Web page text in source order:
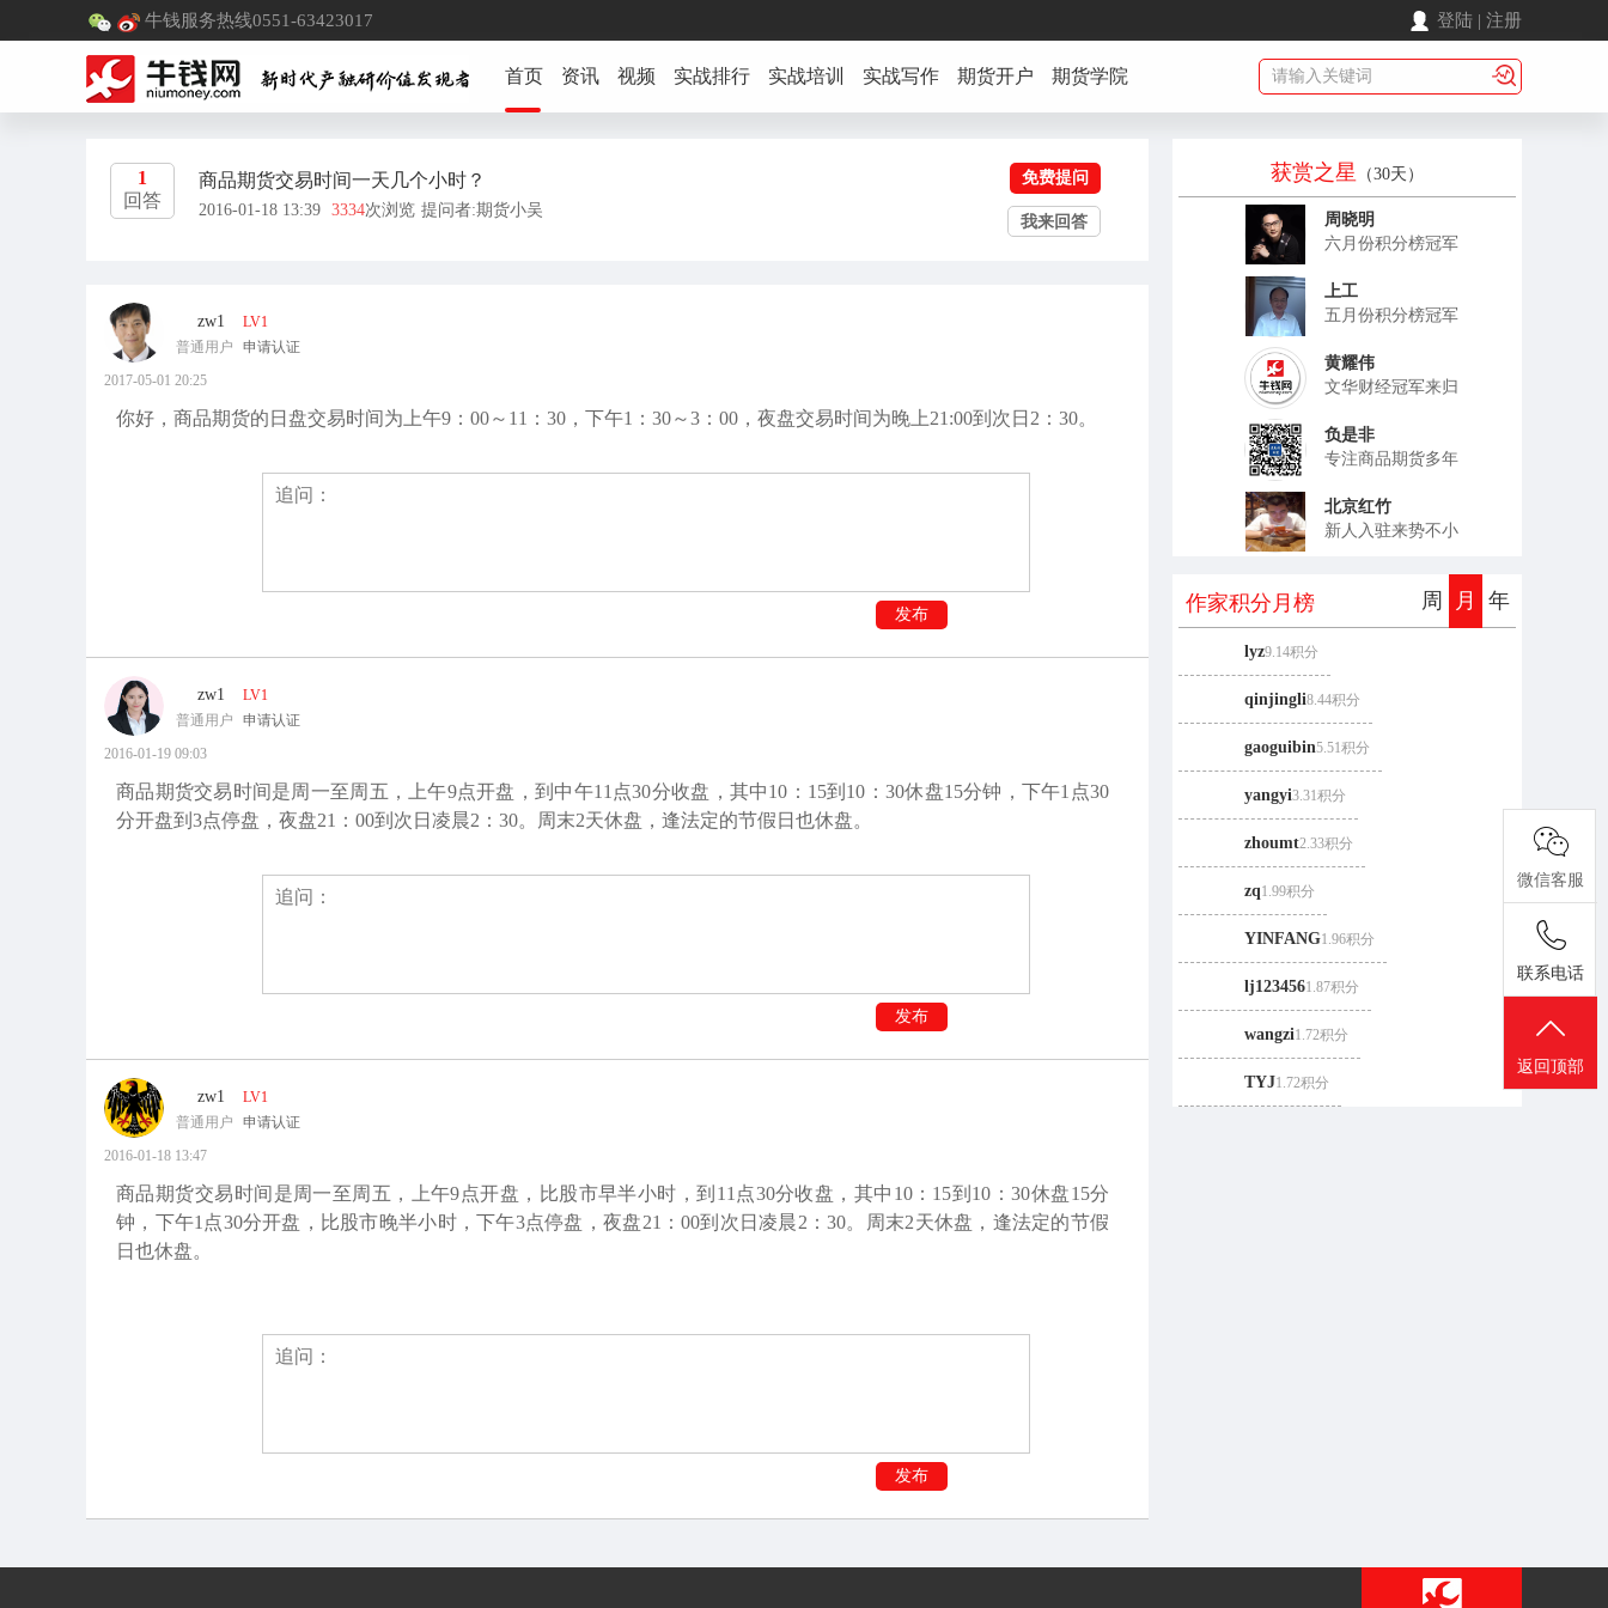
牛钱服务热线0551-63423017 登陆 | 注册
首页 资讯 视频 实战排行 实战培训 实战写作 期货开户 期货学院
1
回答
商品期货交易时间一天几个小时？
2016-01-18 13:39 3334次浏览 提问者:期货小吴
免费提问
我来回答
zw1
LV1
普通用户
申请认证
2017-05-01 20:25
你好，商品期货的日盘交易时间为上午9：00～11：30，下午1：30～3：00，夜盘交易时间为晚上21:00到次日2：30。
发布
zw1
LV1
普通用户
申请认证
2016-01-19 09:03
商品期货交易时间是周一至周五，上午9点开盘，到中午11点30分收盘，其中10：15到10：30休盘15分钟，下午1点30
分开盘到3点停盘，夜盘21：00到次日凌晨2：30。周末2天休盘，逢法定的节假日也休盘。
发布
zw1
LV1
普通用户
申请认证
2016-01-18 13:47
商品期货交易时间是周一至周五，上午9点开盘，比股市早半小时，到11点30分收盘，其中10：15到10：30休盘15分
钟，下午1点30分开盘，比股市晚半小时，下午3点停盘，夜盘21：00到次日凌晨2：30。周末2天休盘，逢法定的节假
日也休盘。
发布
获赏之星 （30天）
周晓明
六月份积分榜冠军
上工
五月份积分榜冠军
黄耀伟
文华财经冠军来归
负是非
专注商品期货多年
北京红竹
新人入驻来势不小
作家积分 月 榜 周 月 年
lyz9.14积分
qinjingli8.44积分
gaoguibin5.51积分
yangyi3.31积分
zhoumt2.33积分
zq1.99积分
YINFANG1.96积分
lj1234561.87积分
wangzi1.72积分
TYJ1.72积分
微信客服
联系电话
返回顶部